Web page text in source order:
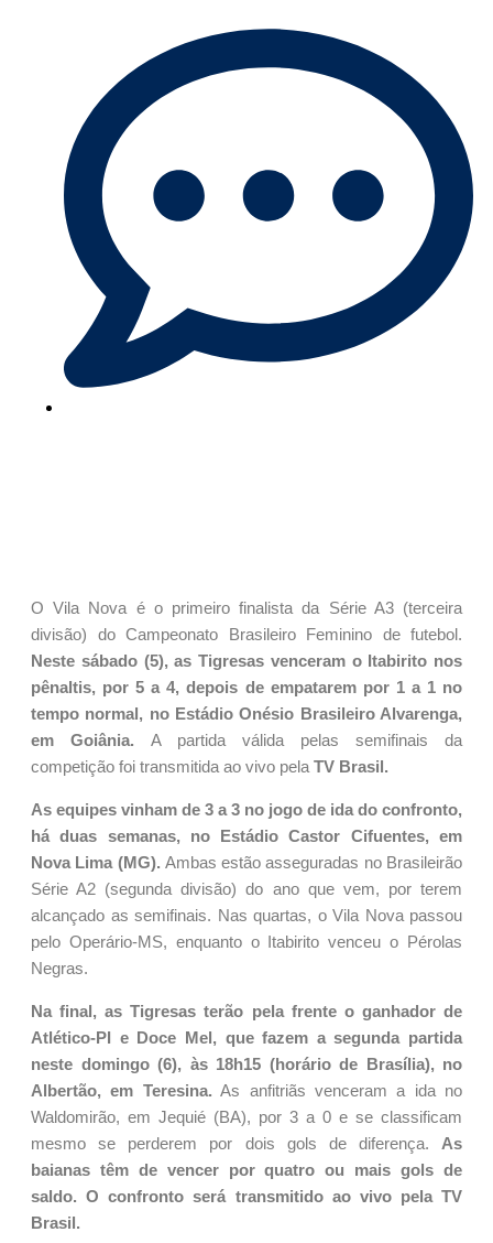
O Vila Nova é o primeiro finalista da Série A3 (terceira
divisão) do Campeonato Brasileiro Feminino de futebol.
Neste sábado (5), as Tigresas venceram o Itabirito nos
pênaltis, por 5 a 4, depois de empatarem por 1 a 1 no
tempo normal, no Estádio Onésio Brasileiro Alvarenga,
em Goiânia. A partida válida pelas semifinais da
competição foi transmitida ao vivo pela TV Brasil.
As equipes vinham de 3 a 3 no jogo de ida do confronto,
há duas semanas, no Estádio Castor Cifuentes, em
Nova Lima (MG). Ambas estão asseguradas no Brasileirão
Série A2 (segunda divisão) do ano que vem, por terem
alcançado as semifinais. Nas quartas, o Vila Nova passou
pelo Operário-MS, enquanto o Itabirito venceu o Pérolas
Negras.
Na final, as Tigresas terão pela frente o ganhador de
Atlético-PI e Doce Mel, que fazem a segunda partida
neste domingo (6), às 18h15 (horário de Brasília), no
Albertão, em Teresina. As anfitriãs venceram a ida no
Waldomirão, em Jequié (BA), por 3 a 0 e se classificam
mesmo se perderem por dois gols de diferença. As
baianas têm de vencer por quatro ou mais gols de
saldo. O confronto será transmitido ao vivo pela TV
Brasil.